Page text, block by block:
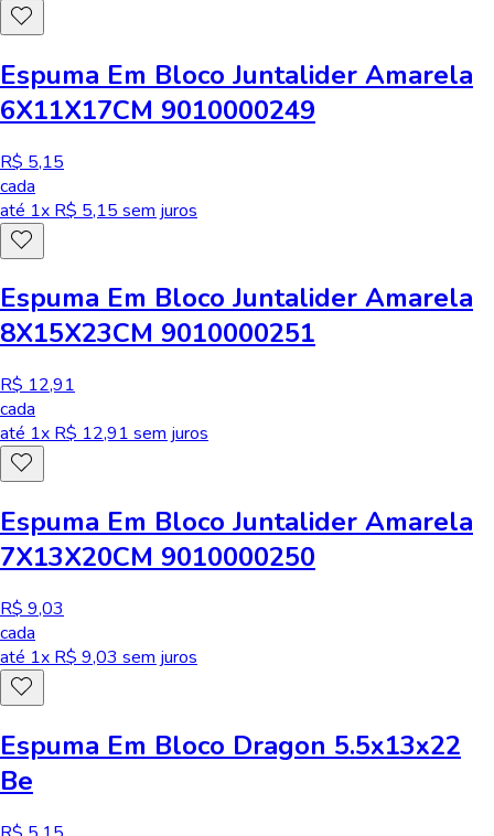
Espuma Em Bloco Juntalider Amarela
6X11X17CM 9010000249
R$ 5,15
cada
até 1x R$ 5,15 sem juros
Espuma Em Bloco Juntalider Amarela
8X15X23CM 9010000251
R$ 12,91
cada
até 1x R$ 12,91 sem juros
Espuma Em Bloco Juntalider Amarela
7X13X20CM 9010000250
R$ 9,03
cada
até 1x R$ 9,03 sem juros
Espuma Em Bloco Dragon 5.5x13x22
Be